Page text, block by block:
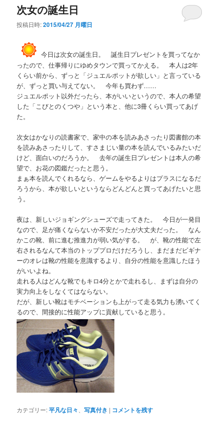
次女の誕生日
投稿日時:2015/04/27 月曜日
今日は次女の誕生日。 誕生日プレゼントを買ってなか
ったので、仕事帰りにゆめタウンで買ってかえる。 本人は2年
くらい前から、ずっと「ジュエルポットが欲しい」と言っている
が、ずっと買い与えてない。 今年も買わず……
ジュエルポット以外だったら、本がいいというので、本人の希望
した「こびとのくつや」という本と、他に3冊くらい買ってあげ
た。
次女はかなりの読書家で、家中の本を読みあさったり図書館の本
を読みあさったりして、すさまじい量の本を読んでいるみたいだ
けど、面白いのだろうか。 去年の誕生日プレゼントは本人の希
望で、お花の図鑑だったと思う。
まぁ本を読んでくれるなら、ゲームをやるよりはプラスになるだ
ろうから、本が欲しいというならどんどんと買ってあげたいと思
う。
夜は、新しいジョギングシューズで走ってきた。 今日が一発目
なので、足が痛くならないか不安だったが大丈夫だった。 なん
かこの靴、前に進む推進力が弱い気がする。 が、靴の性能で左
右されるなんて本当のトッププロだけだろうし、まだまだビギナ
ーのオレは靴の性能を意識するより、自分の性能を意識したほう
がいいよね。
走れる人はどんな靴でもキロ4分とかで走れるし、まずは自分の
実力向上をしなくてはならない。
だが、新しい靴はモチベーションも上がって走る気力も湧いてく
るので、間接的に性能アップに貢献していると思う。
カテゴリー:平凡な日々 、写真付き | コメントを残す